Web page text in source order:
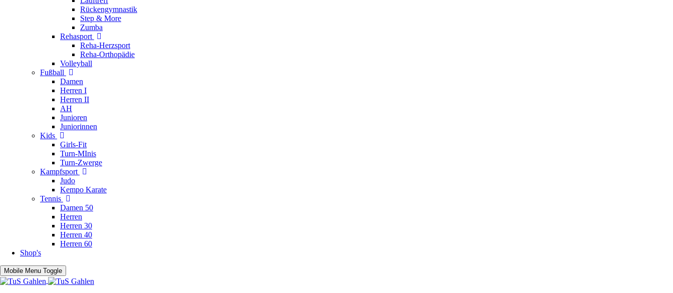
Rückengymnastik
Step & More
Zumba
Rehasport
Reha-Herzsport
Reha-Orthopädie
Volleyball
Fußball
Damen
Herren I
Herren II
AH
Junioren
Juniorinnen
Kids
Girls-Fit
Turn-MInis
Turn-Zwerge
Kampfsport
Judo
Kempo Karate
Tennis
Damen 50
Herren
Herren 30
Herren 40
Herren 60
Shop's
Mobile Menu Toggle